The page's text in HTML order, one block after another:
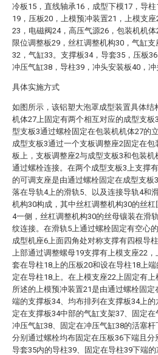
冷板15，直线轴承16，成型下模17，导
19，压板20，上模预冲装置21，上模支
23，电磁阀24，高压气源26，包装机机体
限位调整板29，丝杠调整机构30，气缸
32，气缸33。支撑板34，导套35，压板36
冲压气缸38，导柱39，冲头安装板40，冲
具体实施方式
如图所示，该铝塑大泡罩成型装置具体结
机体27上固定有两个相互对应的成型支板
型支板3通过螺栓固定在包装机机体27的
成型支板3通过一个支板调整座2固定在包
板上，支板调整座2与成型支板3和包装机
通过螺栓连接。在两个成型支板3上支撑
的可调支座是由通过螺栓固定在成型支板
落在导轨4上的滑轨5、以及连接导轨4和
机构30构成，其中丝杠调整机构30的丝
4一侧，丝杠调整机构30的丝母镶装在滑
纹连接。在滑轨5上通过螺栓固定有空心
成型机座6上面四角处对称支撑有四根导
上部通过调整螺母19支撑有上模支座22，
套在导柱18上的压板20和设在导柱18上端
定在导柱18上。在上模支座22上固定有上
所述的上模预冲装置21是由通过螺栓固定
端的支撑板34、均布排列在支撑板34上的
定在支撑板34中部的气缸支架37、固定在
冲压气缸38、固定在冲压气缸38的活塞杆
分别通过螺栓均布固定在压板36下端且分
导套35内的导柱39、固定在导柱39下端